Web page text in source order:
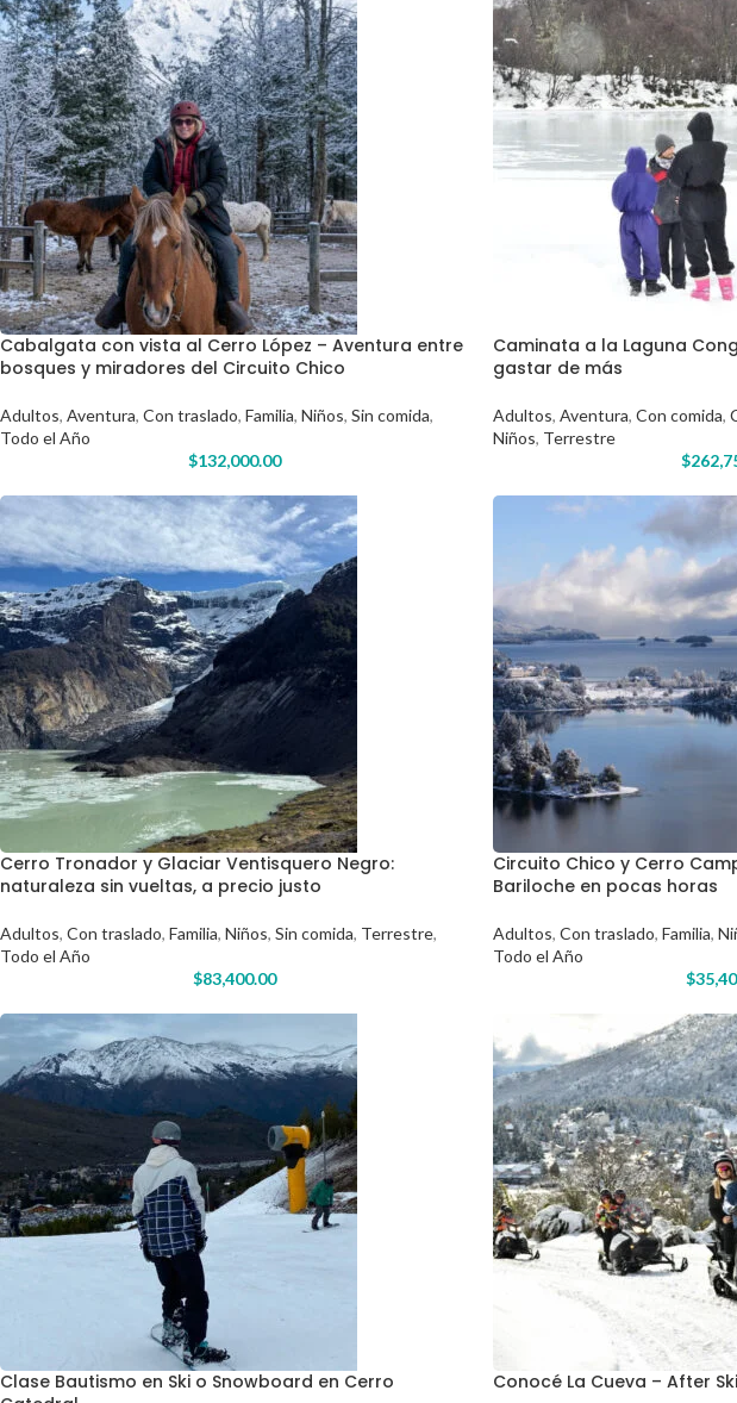
Cabalgata con vista al Cerro López – Aventura entre
bosques y miradores del Circuito Chico
Adultos, Aventura, Con traslado, Familia, Niños, Sin comida,
Todo el Año
$132,000.00
Caminata a la Laguna
gastar de más
Adultos, Aventura, Con comida,
Niños, Terrestre
$
Cerro Tronador y Glaciar Ventisquero Negro:
naturaleza sin vueltas, a precio justo
Adultos, Con traslado, Familia, Niños, Sin comida, Terrestre,
Todo el Año
$83,400.00
Circuito Chico y Cerro
Bariloche en pocas horas
Adultos, Con traslado, Familia,
Todo el Año
$
Clase Bautismo en Ski o Snowboard en Cerro
Conocé La Cueva – After